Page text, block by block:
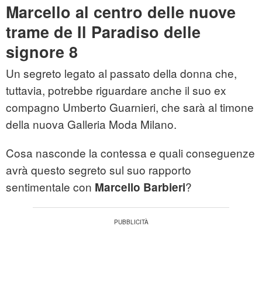
Marcello al centro delle nuove
trame de Il Paradiso delle
signore 8
Un segreto legato al passato della donna che,
tuttavia, potrebbe riguardare anche il suo ex
compagno Umberto Guarnieri, che sarà al timone
della nuova Galleria Moda Milano.
Cosa nasconde la contessa e quali conseguenze
avrà questo segreto sul suo rapporto
sentimentale con Marcello Barbieri?